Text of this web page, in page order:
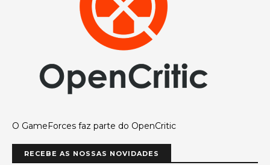
O GameForces faz parte do OpenCritic
RECEBE AS NOSSAS NOVIDADES